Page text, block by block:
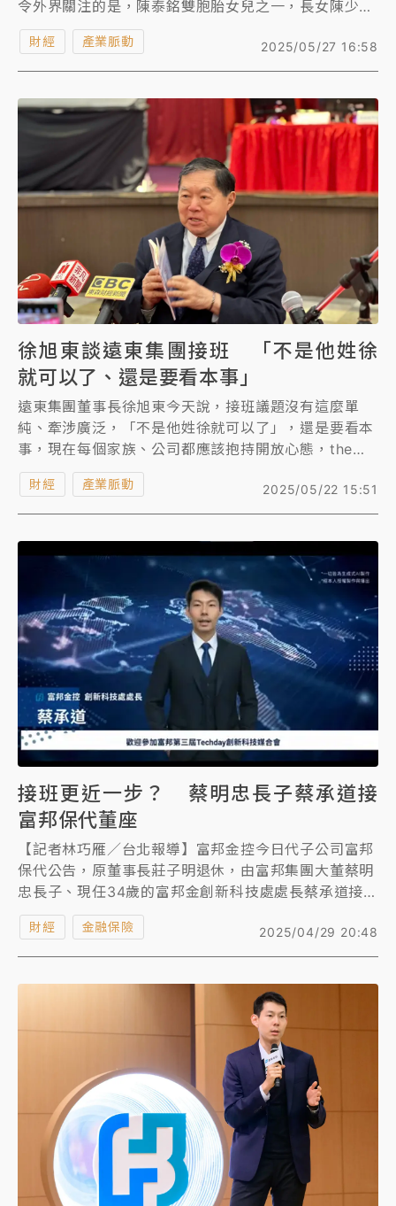
令外界關注的是，陳泰銘雙胞胎女兒之一，長女陳少喬
也名列候選名單，並順利當選。不過談到是否就是要接
班，陳泰銘則直言，「談接班還太早。」2025/05/27 16:58
財經 產業脈動
徐旭東談遠東集團接班 「不是他姓徐
就可以了、還是要看本事」
遠東集團董事長徐旭東今天說，接班議題沒有這麼單
純、牽涉廣泛，「不是他姓徐就可以了」，還是要看本
事，現在每個家族、公司都應該抱持開放心態，the
best one runs the company（公司應交由最優秀的
人經營）。
2025/05/22 15:51
財經 產業脈動
接班更近一步？ 蔡明忠長子蔡承道接
富邦保代董座
【記者林巧雁／台北報導】富邦金控今日代子公司富邦
保代公告，原董事長莊子明退休，由富邦集團大董蔡明
忠長子、現任34歲的富邦金創新科技處處長蔡承道接
任。
2025/04/29 20:48
財經 金融保險